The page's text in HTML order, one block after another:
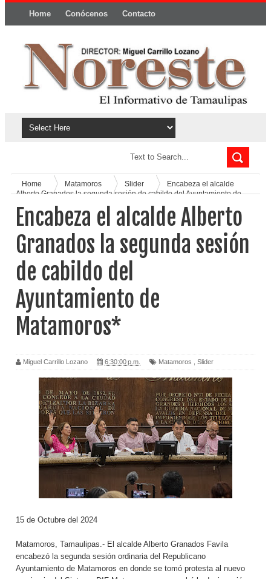
Home Conócenos Contacto
Home Matamoros Slider
Encabeza el alcalde
Alberto Granados la segunda sesión de cabildo del Ayuntamiento de
Encabeza el alcalde Alberto
Granados la segunda sesión
de cabildo del
Ayuntamiento de
Matamoros*
Miguel Carrillo Lozano 6:30:00 p.m. Matamoros Slider
15 de Octubre del 2024
Matamoros, Tamaulipas.- El alcalde Alberto Granados Favila
encabezó la segunda sesión ordinaria del Republicano
Ayuntamiento de Matamoros en donde se tomó protesta al nuevo